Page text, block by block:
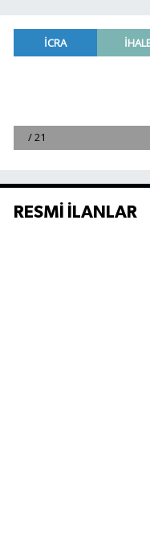
RESMİ İLANLAR